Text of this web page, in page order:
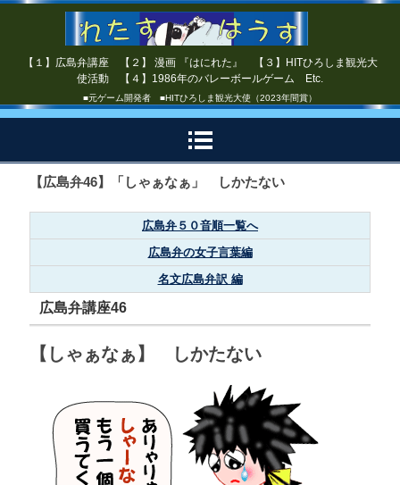
【１】広島弁講座 【２】 漫画 『はにれた』 【３】HITひろしま観光大
使活動 【４】1986年のバレーボールゲーム Etc.
■元ゲーム開発者 ■HITひろしま観光大使（2023年間賞）
【広島弁46】「しゃぁなぁ」 しかたない
広島弁５０音順一覧へ
広島弁の女子言葉編
名文広島弁訳 編
広島弁講座46
【しゃぁなぁ】 しかたない